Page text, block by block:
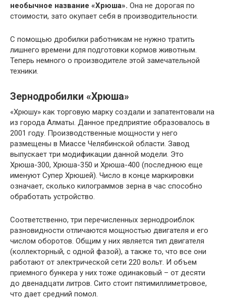
необычное название «Хрюша». Она не дорогая по
стоимости, зато окупает себя в производительности.
С помощью дробилки работникам не нужно тратить
лишнего времени для подготовки кормов животным.
Теперь немного о производителе этой замечательной
техники.
Зернодробилки «Хрюша»
«Хрюшу» как торговую марку создали и запатентовали на
из города Алматы. Данное предприятие образовалось в
2001 году. Производственные мощности у него
размещены в Миассе Челябинской области. Завод
выпускает три модификации данной модели. Это
Хрюша-300, Хрюша-350 и Хрюша-400 (последнюю еще
именуют Супер Хрюшей). Число в конце маркировки
означает, сколько килограммов зерна в час способно
обработать устройство.
Соответственно, три перечисленных зернодроиблок
разновидности отличаются мощностью двигателя и его
числом оборотов. Общим у них является тип двигателя
(коллекторный, с одной фазой), а также то, что все они
работают от электрической сети 220 вольт. И объем
приемного бункера у них тоже одинаковый – от десяти
до двенадцати литров. Сито стоит пятимиллиметровое,
что дает средний помол.